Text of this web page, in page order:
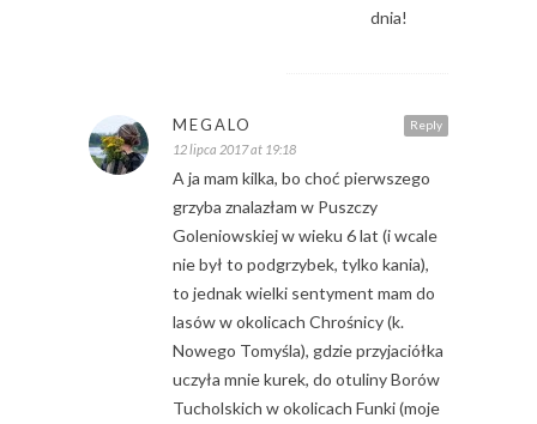
dnia!
Reply
MEGALO
12 lipca 2017 at 19:18
A ja mam kilka, bo choć pierwszego
grzyba znalazłam w Puszczy
Goleniowskiej w wieku 6 lat (i wcale
nie był to podgrzybek, tylko kania),
to jednak wielki sentyment mam do
lasów w okolicach Chrośnicy (k.
Nowego Tomyśla), gdzie przyjaciółka
uczyła mnie kurek, do otuliny Borów
Tucholskich w okolicach Funki (moje